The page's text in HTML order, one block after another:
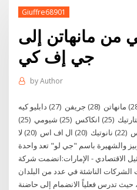
Giuffre68901
من مانهاتن إلى
جي إف كي
byAuthor
واي كي ديذاين ‏ (29) السويدي ‏ (28) مانهاتن ‏ (28) جريفن ‏ (27) دابليو كيه
ديزاين ‏ (26) موماكس ‏ (26) ستارتيك ‏ (25) انكاكس ‏ (25) شيومي ‏ (25)
اوكي ‏ (24) ماك ‏ (23) ادام اليمنتس ‏ (22) نانوتيك ‏ (20) ال اف اس ‏ (20) لا
والشهيرة باسم "جي لو" تعد واحدة
الاقتصادي - الإمارات:انضمت شركة
الناشئة في عدد من البلدان
حيث تدرس فعلياً الانضمام إلى حاضنة